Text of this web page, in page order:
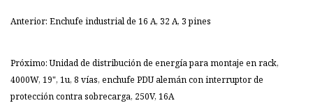
Anterior: Enchufe industrial de 16 A, 32 A, 3 pines
Próximo: Unidad de distribución de energía para montaje en rack,
4000W, 19", 1u, 8 vías, enchufe PDU alemán con interruptor de
protección contra sobrecarga, 250V, 16A